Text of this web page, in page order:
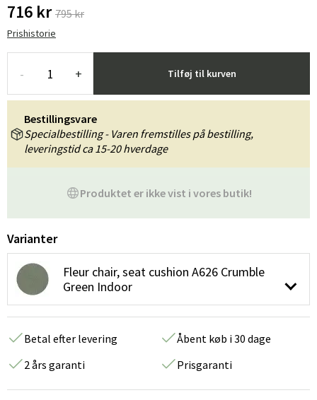
716 kr 795 kr
Prishistorie
- + Tilføj til kurven
Produktet er ikke vist i vores butik!
Bestillingsvare
Specialbestilling - Varen fremstilles på bestilling,
leveringstid ca 15-20 hverdage
Varianter
Fleur chair, seat cushion A626 Crumble
Green Indoor
Betal efter levering
Åbent køb i 30 dage
2 års garanti
Prisgaranti